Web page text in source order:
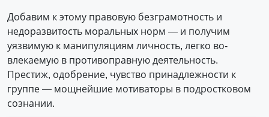
Добавим к этому правовую безграмотность и
недоразвитость моральных норм — и получим
уязвимую к манипуляциям личность, легко во­
влекаемую в противоправную деятельность.
Престиж, одобрение, чувство принадлежности к
группе — мощнейшие мотиваторы в подростковом
сознании.